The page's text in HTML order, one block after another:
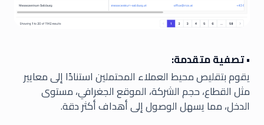
• تصفية متقدمة:
يقوم بتقليص محيط العملاء المحتملين استنادًا إلى معايير
مثل القطاع، حجم الشركة، الموقع الجغرافي، مستوى
الدخل، مما يسهل الوصول إلى أهداف أكثر دقة.